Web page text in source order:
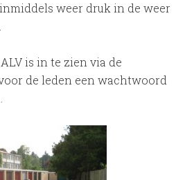
weer druk in de weer
is in te zien via de
de leden een wachtwoord